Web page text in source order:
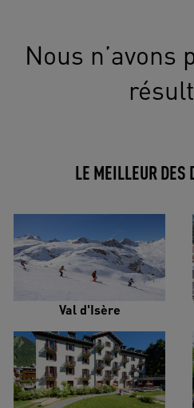
Nous n’avons
LE MEILLEUR DES
Val d'Isère